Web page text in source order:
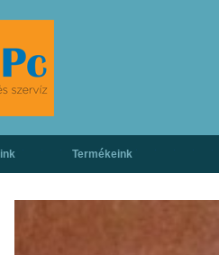
Termékeink